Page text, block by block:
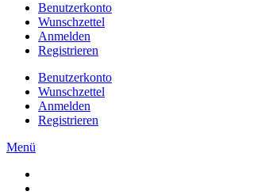
Benutzerkonto
Wunschzettel
Anmelden
Registrieren
Benutzerkonto
Wunschzettel
Anmelden
Registrieren
Menü